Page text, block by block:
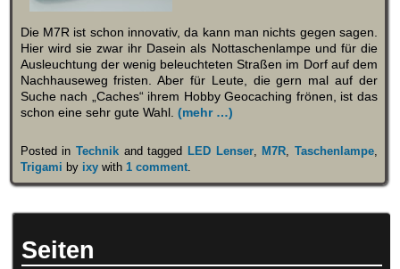
Die M7R ist schon innovativ, da kann man nichts gegen sagen.
Hier wird sie zwar ihr Dasein als Nottaschenlampe und für die
Ausleuchtung der wenig beleuchteten Straßen im Dorf auf dem
Nachhauseweg fristen. Aber für Leute, die gern mal auf der
Suche nach „Caches“ ihrem Hobby Geocaching frönen, ist das
schon eine sehr gute Wahl. (mehr …)
Posted in Technikand tagged LED Lenser,M7R Taschenlampe,
Trigami by ixywith 1 comment.
Seiten